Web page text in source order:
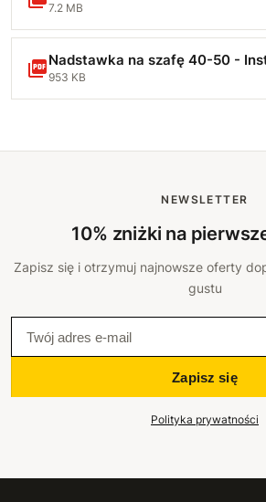
7.2 MB
953 KB
NEWSLETTER
10% zniżki na
Zapisz się i otrzymuj najnowsze oferty
gustu
Zapisz się
Polityka prywatności